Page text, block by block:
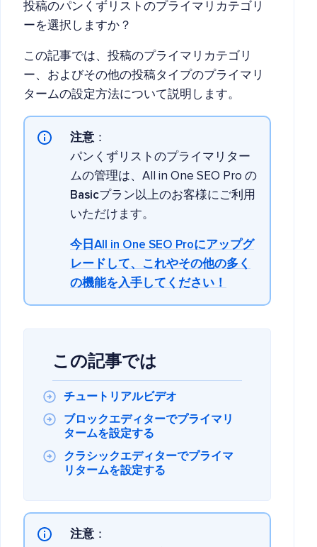
投稿のパンくずリストのプライマリカテゴリ
ーを選択しますか？
この記事では、投稿のプライマリカテゴリ
ー、およびその他の投稿タイプのプライマリ
タームの設定方法について説明します。
注意 ：
パンくずリストのプライマリター
ムの管理は、All in One SEO Pro の
Basicプラン以上のお客様にご利用
いただけます。
今日All in One SEO Proにアップグ
レードして、これやその他の多く
の機能を入手してください！
この記事では
チュートリアルビデオ
ブロックエディターでプライマリ
タームを設定する
クラシックエディターでプライマ
リタームを設定する
注意 ：